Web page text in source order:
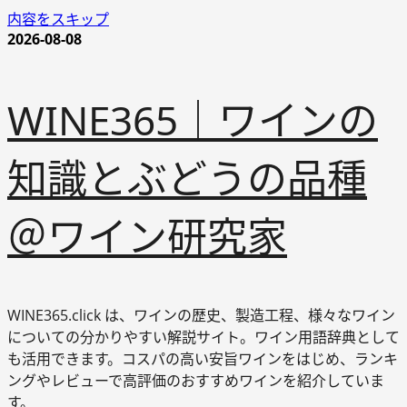
内容をスキップ
2026-08-08
WINE365｜ワインの
知識とぶどうの品種
＠ワイン研究家
WINE365.click は、ワインの歴史、製造工程、様々なワイン
についての分かりやすい解説サイト。ワイン用語辞典として
も活用できます。コスパの高い安旨ワインをはじめ、ランキ
ングやレビューで高評価のおすすめワインを紹介していま
す。